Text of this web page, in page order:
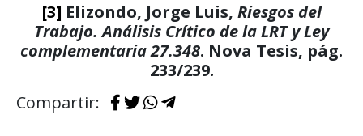
[3] Elizondo, Jorge Luis, Riesgos del
Trabajo. Análisis Crítico de la LRT y Ley
complementaria 27.348. Nova Tesis, pág.
233/239.
Compartir: